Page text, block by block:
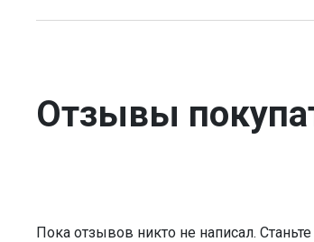
Отзывы
Пока отзывов никто не написал.